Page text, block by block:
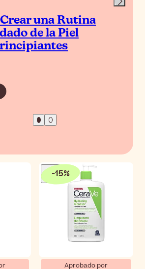
una Rutina
de la Piel
-15%
Aprobado por